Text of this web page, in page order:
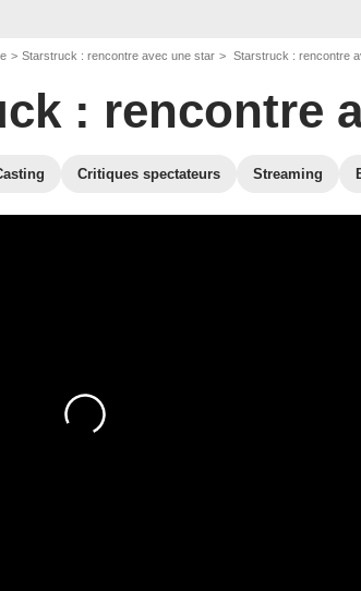
Starstruck : rencontre avec une star Starstruck : rencontre
: rencontre
Critiques spectateurs Streaming